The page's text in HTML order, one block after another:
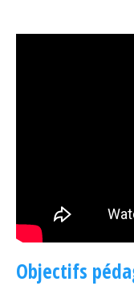
Objectifs